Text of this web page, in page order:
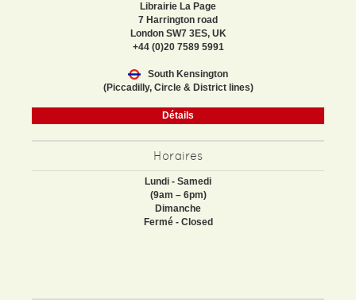
Librairie La Page
7 Harrington road
London SW7 3ES, UK
+44 (0)20 7589 5991
South Kensington
(Piccadilly, Circle & District lines)
Détails
Horaires
Lundi - Samedi
(9am – 6pm)
Dimanche
Fermé - Closed